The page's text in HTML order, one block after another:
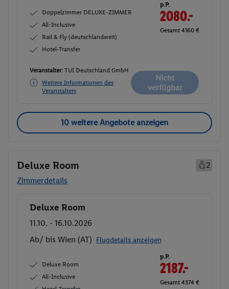
Doppelzimmer DELUXE-ZIMMER
All-Inclusive
Rail & Fly (deutschlandweit)
Hotel-Transfer
p.P.
2080.-
Gesamt 4160 €
Veranstalter: TUI Deutschland GmbH
Weitere Informationen des
Veranstalters
Nicht
verfügbar
10 weitere Angebote anzeigen
Deluxe Room
2
Zimmerdetails
Buchen
Deluxe Room
11.10. - 16.10.2026
Ab/ bis Wien (AT) Flugdetails anzeigen
Deluxe Room
All-Inclusive
p.P.
2187.-
Gesamt 4374 €